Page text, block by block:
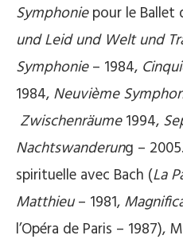
Symphoniepour le Ballet
und Leid und Welt und
Symphonie– 1984,
1984, Neuvième
Zwischenräume1994,
Nachtswanderung –
spirituelle avec Bach (La
Matthieu– 1981,
l’Opéra de Paris – 1987),